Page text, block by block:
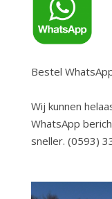
Bestel
Wij kunnen
WhatsApp
sneller. (0593)